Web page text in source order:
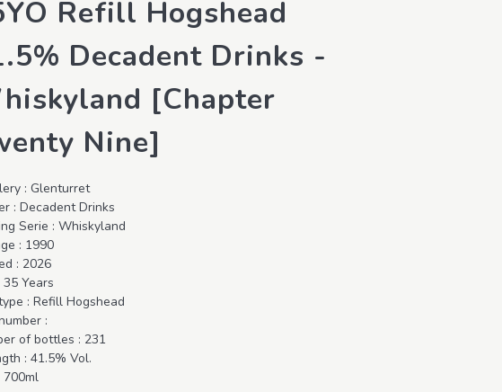
Refill Hogshead
Decadent Drinks -
[Chapter
Nine]
: Glenturret
: Decadent Drinks
Serie : Whiskyland
: 1990
: 2026
Years
: Refill Hogshead
:
of bottles : 231
: 41.5% Vol.
700ml